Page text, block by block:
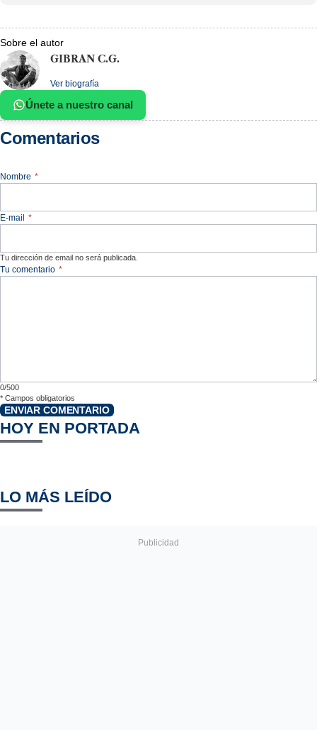
Sobre el autor
GIBRAN C.G.
Ver biografía
Únete a nuestro canal
Comentarios
Nombre *
E-mail *
Tu dirección de email no será publicada.
Tu comentario *
0/500
* Campos obligatorios
ENVIAR COMENTARIO
HOY EN PORTADA
LO MÁS LEÍDO